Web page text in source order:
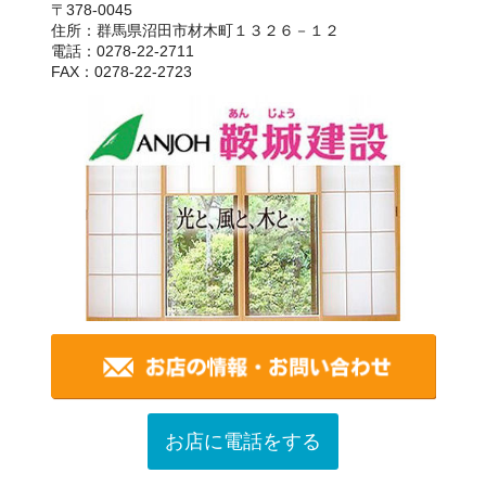
〒378-0045
住所：群馬県沼田市材木町１３２６－１２
電話：0278-22-2711
FAX：0278-22-2723
お店に電話をする